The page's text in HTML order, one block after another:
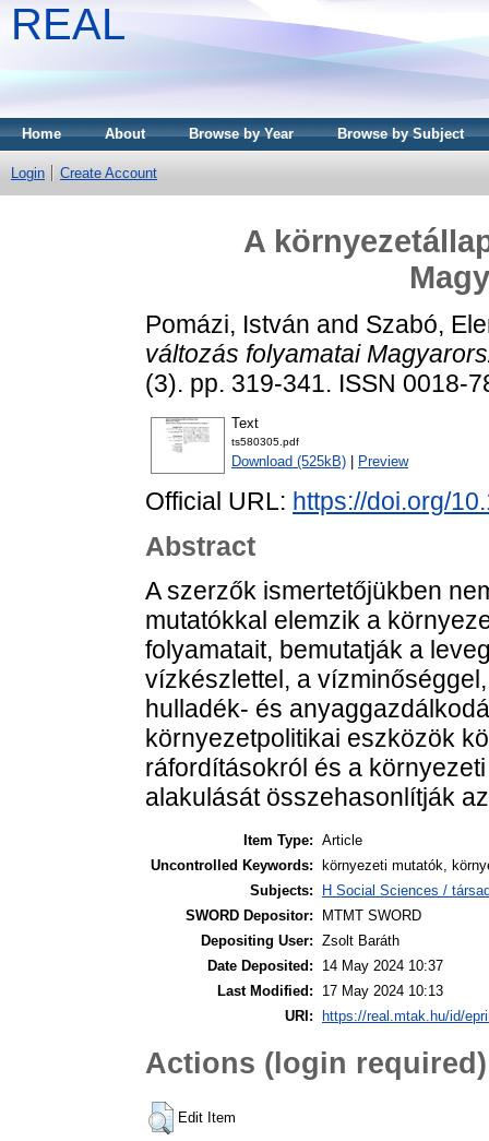
REAL
Home About Browse by Year Browse by Subject
Login Create Account
A
Pomázi, István and Szabó,
változás folyamatai
(3). pp. 319-341. ISSN 0018-
Text
ts580305.pdf
Download (525kB) Preview
Official URL: https://doi.org/
Abstract
A szerzők ismertetőjükben
mutatókkal elemzik a
folyamatait, bemutatják a
vízkészlettel, a
hulladék- és
környezetpolitikai eszközök
ráfordításokról és a
alakulását összehasonlítják
Item Type: Article
Uncontrolled Keywords:
környezeti mutatók,
Subjects:
H Social Sciences /
SWORD Depositor:
MTMT SWORD
Depositing User: Zsolt Baráth
Date Deposited:
14 May 2024 10:37
Last Modified:
17 May 2024 10:13
URI:
https://real.mtak.hu/id/
Actions (login required)
Edit Item